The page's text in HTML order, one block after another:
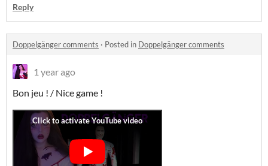
Reply
Doppelgänger comments · Posted in Doppelgänger comments
1 year ago
Bon jeu ! / Nice game !